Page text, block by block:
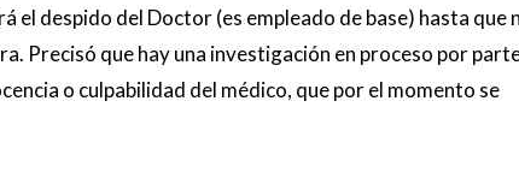
el despido del Doctor (es empleado de base) hasta que
Precisó que hay una investigación en proceso por
o culpabilidad del médico, que por el momento se